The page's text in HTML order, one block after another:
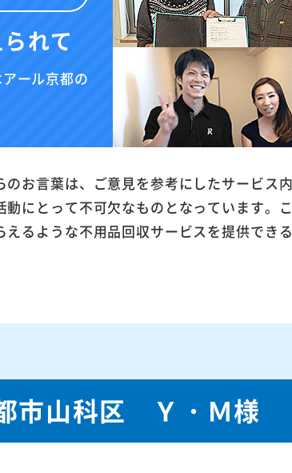
れて
ール京都の
お言葉は、ご意見を参考にしたサービス
にとって不可欠なものとなっています。
えるような不用品回収サービスを提供でき
市山科区 Ｙ・Ｍ様